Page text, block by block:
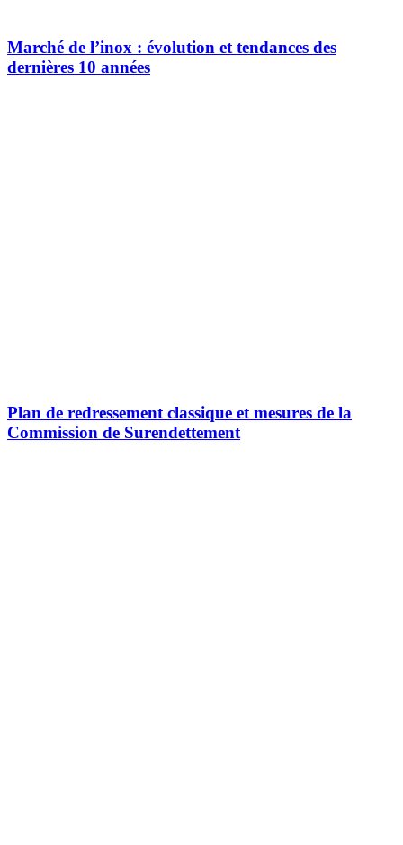
Marché de l’inox : évolution et tendances des
dernières 10 années
Plan de redressement classique et mesures de la
Commission de Surendettement